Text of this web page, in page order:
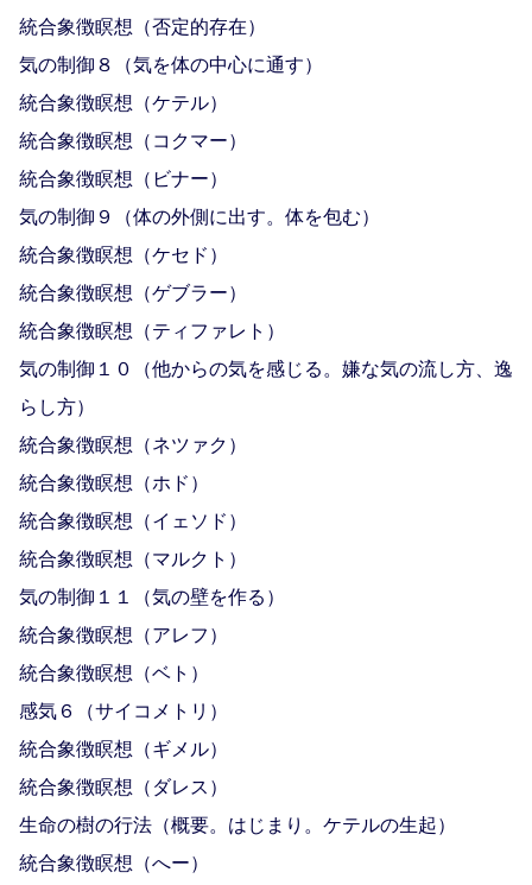
統合象徴瞑想（否定的存在）
気の制御８（気を体の中心に通す）
統合象徴瞑想（ケテル）
統合象徴瞑想（コクマー）
統合象徴瞑想（ビナー）
気の制御９（体の外側に出す。体を包む）
統合象徴瞑想（ケセド）
統合象徴瞑想（ゲブラー）
統合象徴瞑想（ティファレト）
気の制御１０（他からの気を感じる。嫌な気の流し方、逸
らし方）
統合象徴瞑想（ネツァク）
統合象徴瞑想（ホド）
統合象徴瞑想（イェソド）
統合象徴瞑想（マルクト）
気の制御１１（気の壁を作る）
統合象徴瞑想（アレフ）
統合象徴瞑想（ベト）
感気６（サイコメトリ）
統合象徴瞑想（ギメル）
統合象徴瞑想（ダレス）
生命の樹の行法（概要。はじまり。ケテルの生起）
統合象徴瞑想（へー）